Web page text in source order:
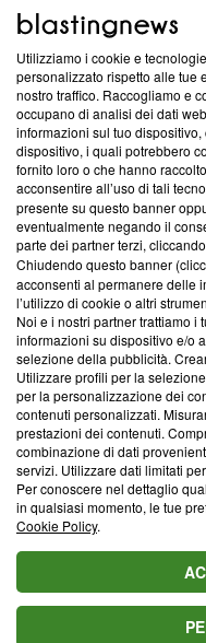
ABOUT
Questa sezione offre
News, sui nostri
creare news di qualità.
‘Trust Project - News with
ancora membro del
parte; Trust Project non
conformità agli standard.
Su di noi
Team editoriale
Corporate
Redazione
Informativa Privacy
Cookie Policy
Blasting SA, IDI CHE-
Lugano (Svizzera) Tel:
© 2026 Blasting News
Utilizziamo i cookie e
personalizzato rispetto alle tue
nostro traffico. Raccogliamo e
occupano di analisi dei dati
informazioni sul tuo dispositivo,
dispositivo, i quali potrebbero
fornito loro o che hanno
acconsentire all’uso di tali
presente su questo banner
eventualmente negando il
parte dei partner terzi,
Chiudendo questo banner
acconsenti al permanere delle
l’utilizzo di cookie o altri
Noi e i nostri partner trattiamo
informazioni su dispositivo e/o
selezione della pubblicità.
Utilizzare profili per la
per la personalizzazione dei
contenuti personalizzati.
prestazioni dei contenuti.
combinazione di dati
servizi. Utilizzare dati limitati
Per conoscere nel dettaglio
in qualsiasi momento, le tue
Cookie Policy.